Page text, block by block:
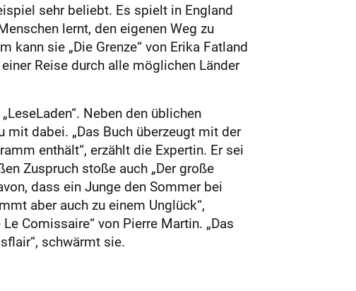
sehr beliebt. Es spielt in England
lernt, den eigenen Weg zu
sie „Die Grenze“ von Erika Fatland
Reise durch alle möglichen Länder
Neben den üblichen
mit dabei. „Das Buch überzeugt mit der
enthält“, erzählt die Expertin. Er sei
Zuspruch stoße auch „Der große
dass ein Junge den Sommer bei
aber auch zu einem Unglück“,
Comissaire“ von Pierre Martin. „Das
schwärmt sie.